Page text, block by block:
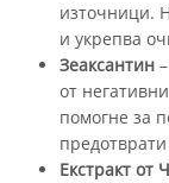
източници.
и укрепва
Зеаксантин
от
помогне за
Екстракт от